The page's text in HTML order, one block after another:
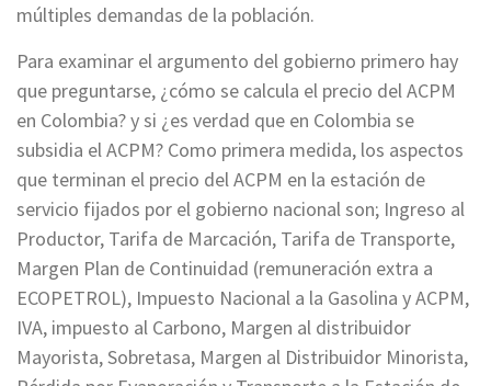
múltiples demandas de la población.
Para examinar el argumento del gobierno primero hay
que preguntarse, ¿cómo se calcula el precio del ACPM
en Colombia? y si ¿es verdad que en Colombia se
subsidia el ACPM? Como primera medida, los aspectos
que terminan el precio del ACPM en la estación de
servicio fijados por el gobierno nacional son; Ingreso al
Productor, Tarifa de Marcación, Tarifa de Transporte,
Margen Plan de Continuidad (remuneración extra a
ECOPETROL), Impuesto Nacional a la Gasolina y ACPM,
IVA, impuesto al Carbono, Margen al distribuidor
Mayorista, Sobretasa, Margen al Distribuidor Minorista,